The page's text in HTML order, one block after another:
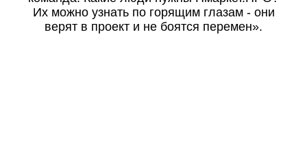
Их можно узнать по горящим глазам ‑ они
верят в проект и не боятся перемен».